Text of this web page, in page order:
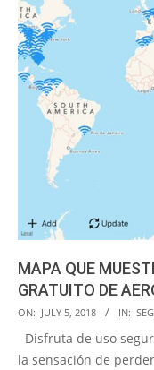
MAPA QUE
GRATUITO DE
2018-
07-
05
ON: JULY 5, 2018 IN:
Disfruta de uso
la sensación de